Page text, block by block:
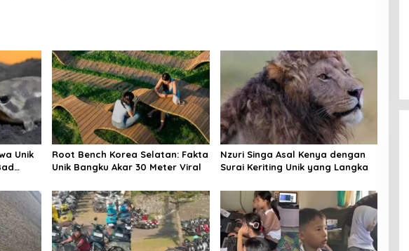
Unik
Root Bench Korea Selatan: Fakta
Unik Bangku Akar 30 Meter Viral
Nzuri Singa Asal Kenya dengan
Surai Keriting Unik yang Langka
In Viral August 8, 2026